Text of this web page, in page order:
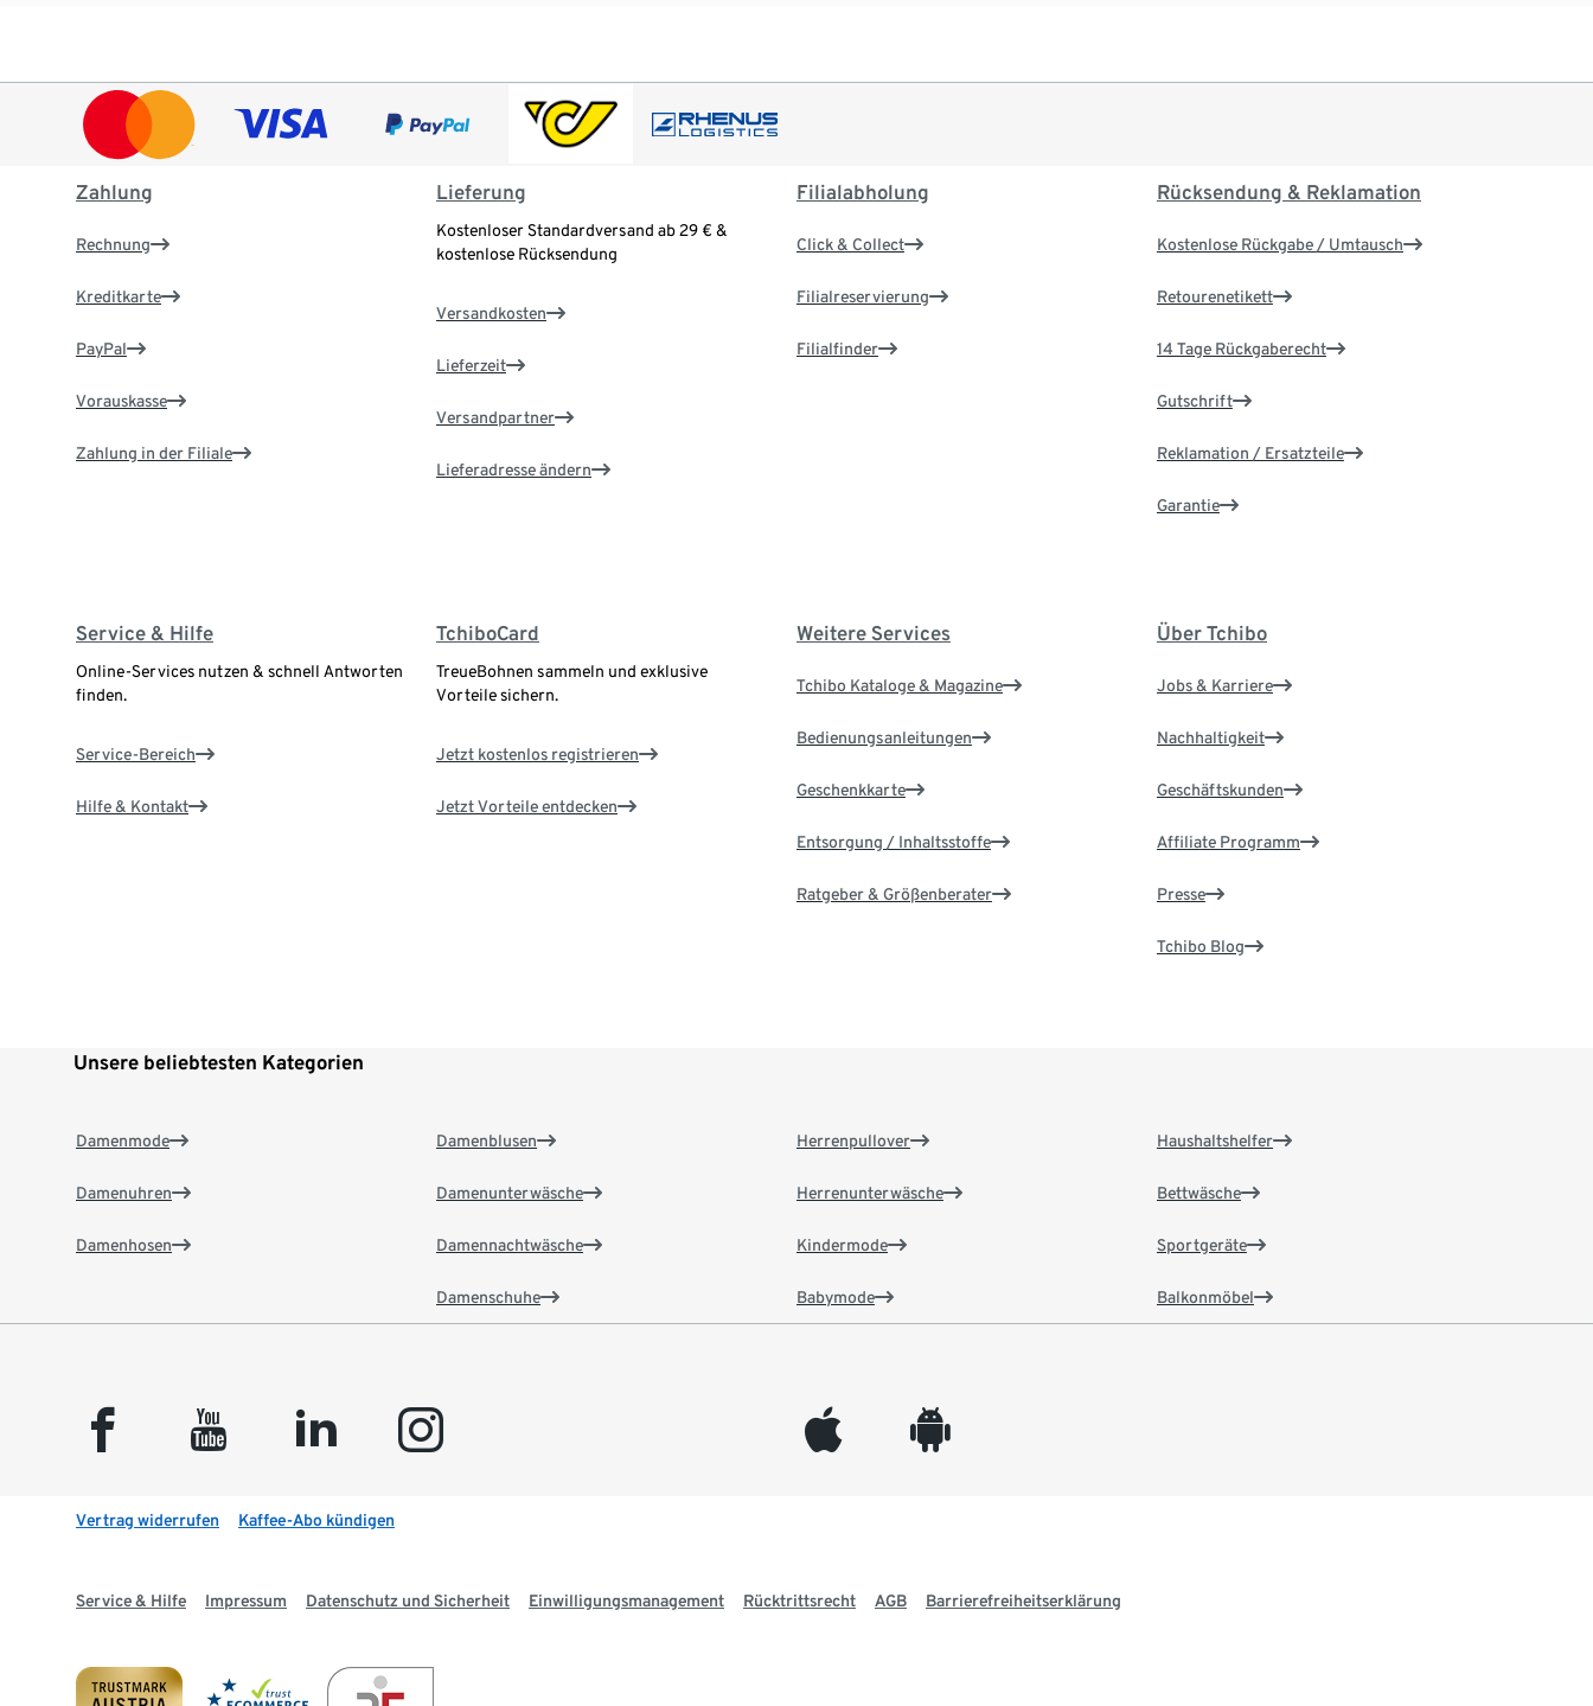
Zahlung
Rechnung
Kreditkarte
PayPal
Vorauskasse
Zahlung in der Filiale
Lieferung
Kostenloser Standardversand ab 29 € &
kostenlose Rücksendung
Versandkosten
Lieferzeit
Versandpartner
Lieferadresse ändern
Filialabholung
Click & Collect
Filialreservierung
Filialfinder
Rücksendung & Reklamation
Kostenlose Rückgabe / Umtausch
Retourenetikett
14 Tage Rückgaberecht
Gutschrift
Reklamation / Ersatzteile
Garantie
Service & Hilfe
Online-Services nutzen & schnell Antworten
finden.
Service-Bereich
Hilfe & Kontakt
TchiboCard
TreueBohnen sammeln und exklusive
Vorteile sichern.
Jetzt kostenlos registrieren
Jetzt Vorteile entdecken
Weitere Services
Tchibo Kataloge & Magazine
Bedienungsanleitungen
Geschenkkarte
Entsorgung / Inhaltsstoffe
Ratgeber & Größenberater
Über Tchibo
Jobs & Karriere
Nachhaltigkeit
Geschäftskunden
Affiliate Programm
Presse
Tchibo Blog
Unsere beliebtesten Kategorien
Damenmode
Damenuhren
Damenhosen
Damenblusen
Damenunterwäsche
Damennachtwäsche
Damenschuhe
Herrenpullover
Herrenunterwäsche
Kindermode
Babymode
Haushaltshelfer
Bettwäsche
Sportgeräte
Balkonmöbel
facebook youtube linkedin instagram appleinc android
Vertrag widerrufen Kaffee-Abo kündigen
Service & Hilfe Impressum Datenschutz und Sicherheit Einwilligungsmanagement Rücktrittsrecht AGB Barrierefreiheitserklärung